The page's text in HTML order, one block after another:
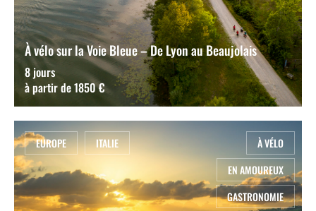
À vélo sur la Voie Bleue – De Lyon au Beaujolais
8 jours
à partir de 1850 €
EUROPE ITALIE
À VÉLO
EN AMOUREUX
GASTRONOMIE